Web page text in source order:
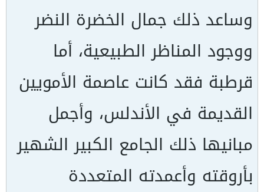
وساعد ذلك جمال الخضرة النضر
ووجود المناظر الطبيعية، أما
قرطبة فقد كانت عاصمة الأمويين
القديمة في الأندلس، وأجمل
مبانيها ذلك الجامع الكبير الشهير
بأروقته وأعمدته المتعددة